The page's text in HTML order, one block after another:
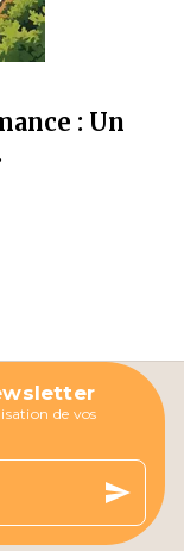
: Un
de vos
send